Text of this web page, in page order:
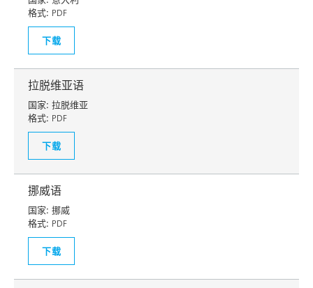
格式: PDF
下载
拉脱维亚语
国家: 拉脱维亚
格式: PDF
下载
挪威语
国家: 挪威
格式: PDF
下载